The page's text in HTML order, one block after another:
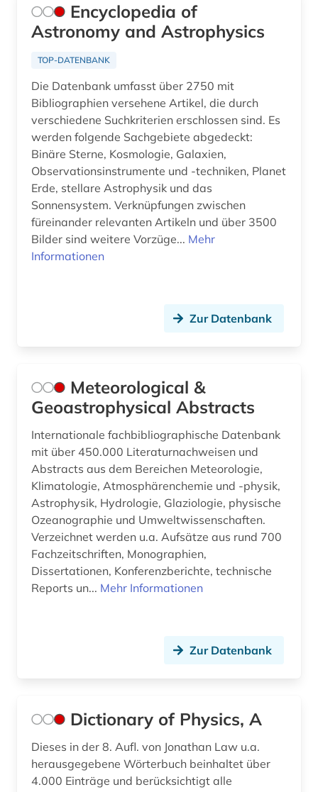
Encyclopedia of
Astronomy and Astrophysics
TOP-DATENBANK
Die Datenbank umfasst über 2750 mit
Bibliographien versehene Artikel, die durch
verschiedene Suchkriterien erschlossen sind. Es
werden folgende Sachgebiete abgedeckt:
Binäre Sterne, Kosmologie, Galaxien,
Observationsinstrumente und -techniken, Planet
Erde, stellare Astrophysik und das
Sonnensystem. Verknüpfungen zwischen
füreinander relevanten Artikeln und über 3500
Bilder sind weitere Vorzüge... Mehr
Informationen
Zur Datenbank
Meteorological &
Geoastrophysical Abstracts
Internationale fachbibliographische Datenbank
mit über 450.000 Literaturnachweisen und
Abstracts aus dem Bereichen Meteorologie,
Klimatologie, Atmosphärenchemie und -physik,
Astrophysik, Hydrologie, Glaziologie, physische
Ozeanographie und Umweltwissenschaften.
Verzeichnet werden u.a. Aufsätze aus rund 700
Fachzeitschriften, Monographien,
Dissertationen, Konferenzberichte, technische
Reports un... Mehr Informationen
Zur Datenbank
Dictionary of Physics, A
Dieses in der 8. Aufl. von Jonathan Law u.a.
herausgegebene Wörterbuch beinhaltet über
4.000 Einträge und berücksichtigt alle